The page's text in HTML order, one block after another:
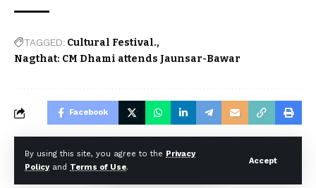
By using this site, you agree to the Privacy
Policyand Terms of Use.
Accept
TAGGED: Cultural Festival.
Nagthat: CM Dhami attends Jaunsar-Bawar
Facebook
Leave a comment